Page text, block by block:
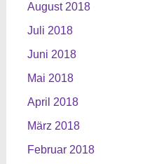
August 2018
Juli 2018
Juni 2018
Mai 2018
April 2018
März 2018
Februar 2018